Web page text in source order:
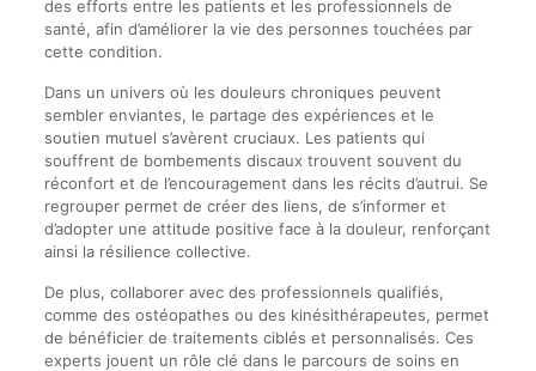
des efforts entre les patients et les professionnels de
santé, afin d’améliorer la vie des personnes touchées par
cette condition.
Dans un univers où les douleurs chroniques peuvent
sembler enviantes, le partage des expériences et le
soutien mutuel s’avèrent cruciaux. Les patients qui
souffrent de bombements discaux trouvent souvent du
réconfort et de l’encouragement dans les récits d’autrui. Se
regrouper permet de créer des liens, de s’informer et
d’adopter une attitude positive face à la douleur, renforçant
ainsi la résilience collective.
De plus, collaborer avec des professionnels qualifiés,
comme des ostéopathes ou des kinésithérapeutes, permet
de bénéficier de traitements ciblés et personnalisés. Ces
experts jouent un rôle clé dans le parcours de soins en